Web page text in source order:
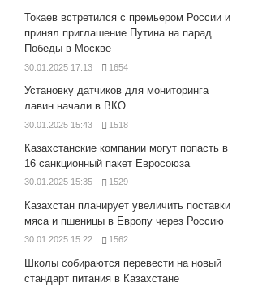
Токаев встретился с премьером России и
принял приглашение Путина на парад
Победы в Москве
30.01.2025 17:13 1654
Установку датчиков для мониторинга
лавин начали в ВКО
30.01.2025 15:43 1518
Казахстанские компании могут попасть в
16 санкционный пакет Евросоюза
30.01.2025 15:35 1529
Казахстан планирует увеличить поставки
мяса и пшеницы в Европу через Россию
30.01.2025 15:22 1562
Школы собираются перевести на новый
стандарт питания в Казахстане